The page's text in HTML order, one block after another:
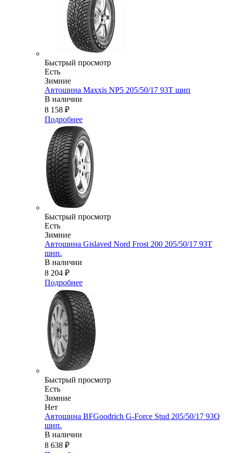
Быстрый просмотр
Есть
Зимние
Автошина Maxxis NP5 205/50/17 93T шип
В наличии
8 158 ₽
Подробнее
Быстрый просмотр
Есть
Зимние
Автошина Gislaved Nord Frost 200 205/50/17 93Т
шип.
В наличии
8 204 ₽
Подробнее
Быстрый просмотр
Есть
Зимние
Нет
Автошина BFGoodrich G-Force Stud 205/50/17 93Q
шип.
В наличии
8 638 ₽